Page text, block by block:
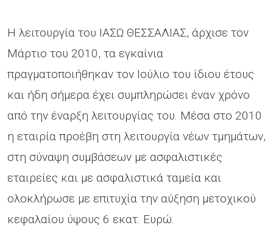
Η λειτουργία του ΙΑΣΩ ΘΕΣΣΑΛΙΑΣ, άρχισε τον
Μάρτιο του 2010, τα εγκαίνια
πραγματοποιήθηκαν τον Ιούλιο του ίδιου έτους
και ήδη σήμερα έχει συμπληρώσει έναν χρόνο
από την έναρξη λειτουργίας του. Μέσα στο 2010
η εταιρία προέβη στη λειτουργία νέων τμημάτων,
στη σύναψη συμβάσεων με ασφαλιστικές
εταιρείες και με ασφαλιστικά ταμεία και
ολοκλήρωσε με επιτυχία την αύξηση μετοχικού
κεφαλαίου ύψους 6 εκατ. Ευρώ.